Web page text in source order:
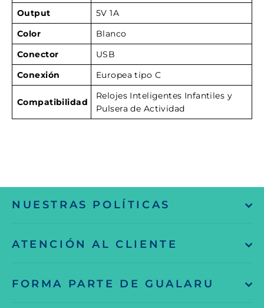
Output
5V 1A
Color
Blanco
Conector
USB
Conexión
Europea tipo C
Compatibilidad
Relojes Inteligentes Infantiles y
Pulsera de Actividad
NUESTRAS POLÍTICAS
ATENCIÓN AL CLIENTE
FORMA PARTE DE GUALARU